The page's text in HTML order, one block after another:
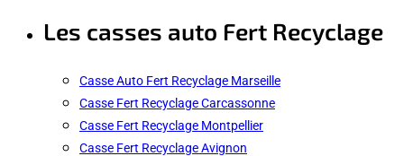
Les casses auto Fert Recyclage
Casse Auto Fert Recyclage Marseille
Casse Fert Recyclage Carcassonne
Casse Fert Recyclage Montpellier
Casse Fert Recyclage Avignon